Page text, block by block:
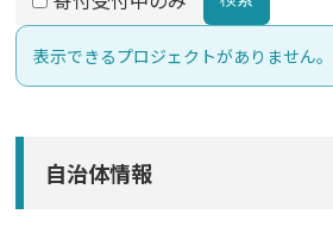
表示できるプロジェクトがありません。
自治体情報